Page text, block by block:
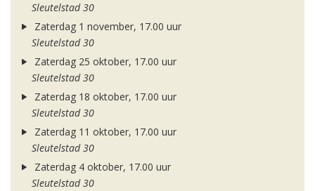
Sleutelstad 30
Zaterdag 1 november, 17.00 uur
Sleutelstad 30
Zaterdag 25 oktober, 17.00 uur
Sleutelstad 30
Zaterdag 18 oktober, 17.00 uur
Sleutelstad 30
Zaterdag 11 oktober, 17.00 uur
Sleutelstad 30
Zaterdag 4 oktober, 17.00 uur
Sleutelstad 30